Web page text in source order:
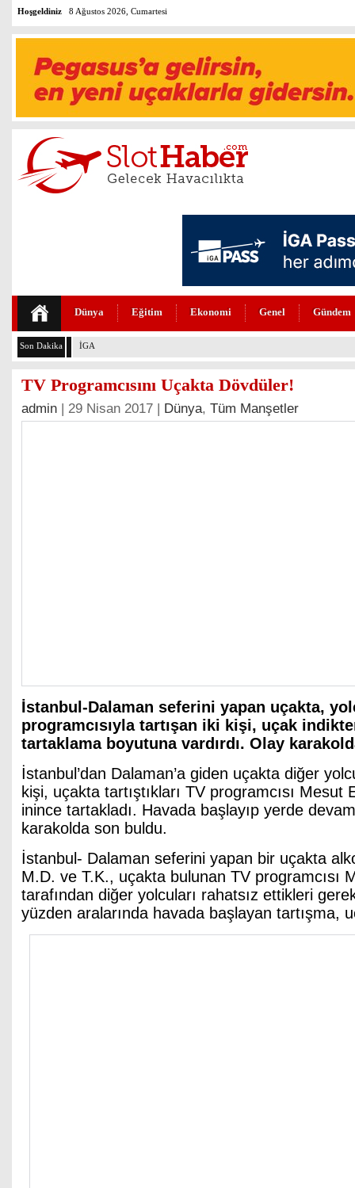
Hoşgeldiniz 8 Ağustos 2026, Cumartesi
Dünya Eğitim Ekonomi Genel Gündem
Son Dakika İGA’DA 4. PİST İÇİN GERİ SAYIM BAŞLADI
TV Programcısını Uçakta Dövdüler!
admin | 29 Nisan 2017 | Dünya, Tüm Manşetler
İstanbul-Dalaman seferini yapan uçakta,
programcısıyla tartışan iki kişi, uçak
tartaklama boyutuna vardırdı. Olay
İstanbul’dan Dalaman’a giden uçakta diğer
kişi, uçakta tartıştıkları TV programcısı Mesut
inince tartakladı. Havada başlayıp yerde
karakolda son buldu.
İstanbul- Dalaman seferini yapan bir uçakta
M.D. ve T.K., uçakta bulunan TV programcısı
tarafından diğer yolcuları rahatsız ettikleri
yüzden aralarında havada başlayan tartışma,